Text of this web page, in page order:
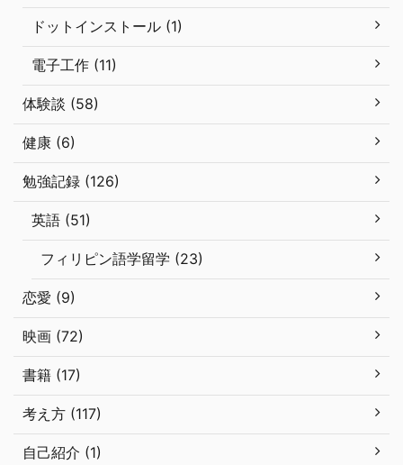
ドットインストール (1)
電子工作 (11)
体験談 (58)
健康 (6)
勉強記録 (126)
英語 (51)
フィリピン語学留学 (23)
恋愛 (9)
映画 (72)
書籍 (17)
考え方 (117)
自己紹介 (1)